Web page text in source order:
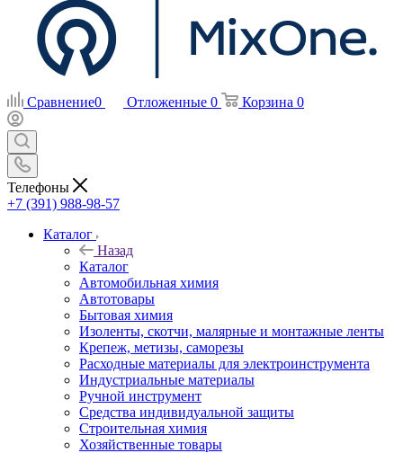
Сравнение0 Отложенные 0 Корзина 0
Телефоны
+7 (391) 988-98-57
Каталог
Назад
Каталог
Автомобильная химия
Автотовары
Бытовая химия
Изоленты, скотчи, малярные и монтажные ленты
Крепеж, метизы, саморезы
Расходные материалы для электроинструмента
Индустриальные материалы
Ручной инструмент
Средства индивидуальной защиты
Строительная химия
Хозяйственные товары